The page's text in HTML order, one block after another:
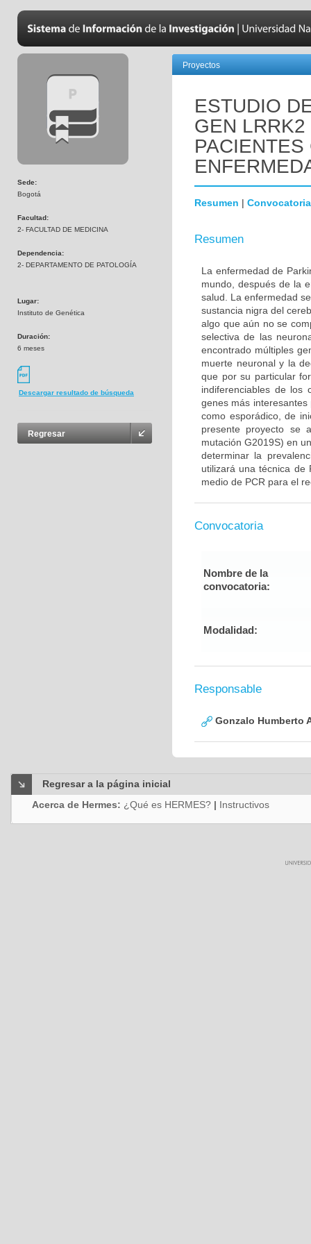
Sede:
Bogotá
Facultad:
2- FACULTAD DE MEDICINA
Dependencia:
2- DEPARTAMENTO DE PATOLOGÍA
Lugar:
Instituto de Genética
Duración:
6 meses
Descargar resultado de búsqueda
Regresar
Proyectos
ESTUDIO
GEN LRRK2
Resumen | Convocatoria
Resumen
La enfermedad de
mundo, después de la
salud. La enfermedad
sustancia nigra del
algo que aún no se
selectiva de las
encontrado múltiples
muerte neuronal y la
que por su particular
indiferenciables de los
genes más
como esporádico, de
presente proyecto se
mutación G2019S) en
determinar la
utilizará una técnica de
medio de PCR para el
Convocatoria
Nombre de la
convocatoria:
Modalidad:
Responsable
Gonzalo Humberto
Regresar a la página inicial
Acerca de Hermes: ¿Qué es HERMES? | Instructivos